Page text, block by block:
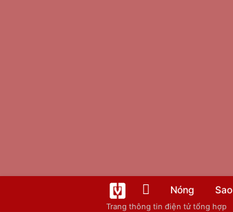
Trang thông tin điện tử tổng hợp
Nóng Sao